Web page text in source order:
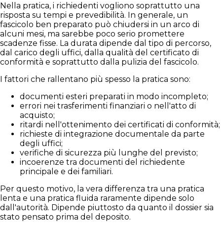
Nella pratica, i richiedenti vogliono soprattutto una
risposta su tempi e prevedibilità. In generale, un
fascicolo ben preparato può chiudersi in un arco di
alcuni mesi, ma sarebbe poco serio promettere
scadenze fisse. La durata dipende dal tipo di percorso,
dal carico degli uffici, dalla qualità del certificato di
conformità e soprattutto dalla pulizia del fascicolo.
I fattori che rallentano più spesso la pratica sono:
documenti esteri preparati in modo incompleto;
errori nei trasferimenti finanziari o nell'atto di
acquisto;
ritardi nell'ottenimento dei certificati di conformità;
richieste di integrazione documentale da parte
degli uffici;
verifiche di sicurezza più lunghe del previsto;
incoerenze tra documenti del richiedente
principale e dei familiari.
Per questo motivo, la vera differenza tra una pratica
lenta e una pratica fluida raramente dipende solo
dall'autorità. Dipende piuttosto da quanto il dossier sia
stato pensato prima del deposito.